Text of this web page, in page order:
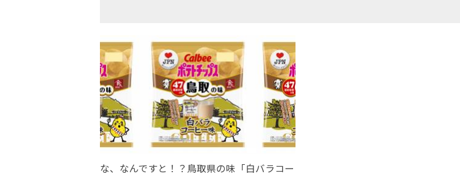
な、なんですと！？鳥取県の味「白バラコー